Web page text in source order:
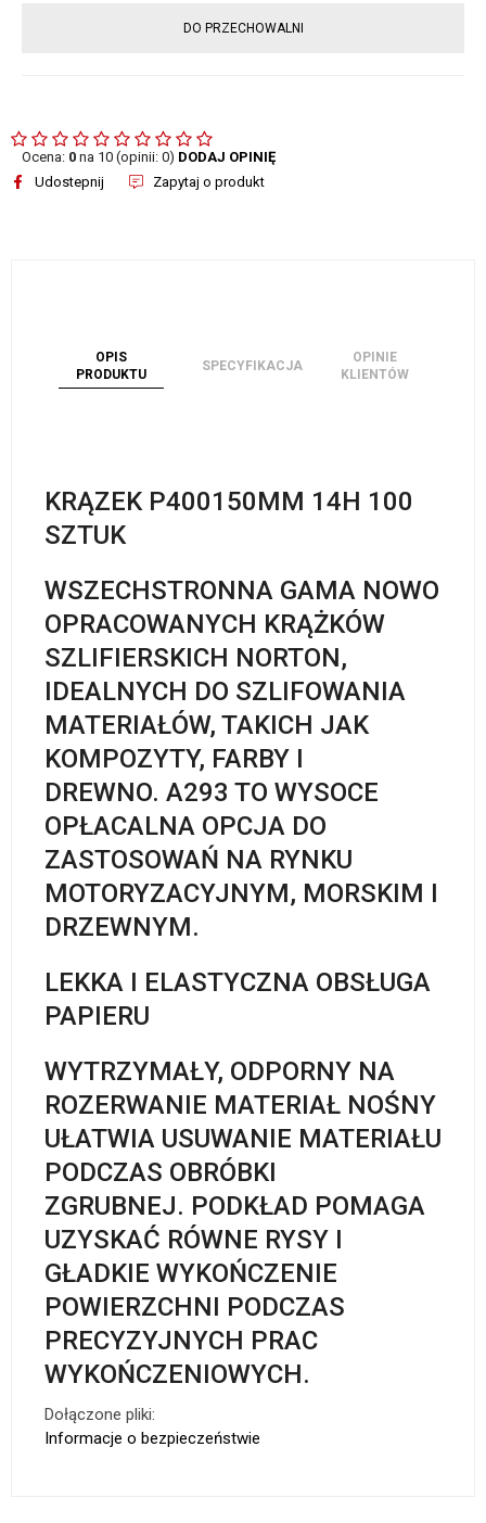
DO PRZECHOWALNI
Ocena: 0 na 10 (opinii: 0) DODAJ OPINIĘ
Udostepnij
Zapytaj o produkt
OPIS
PRODUKTU
SPECYFIKACJA
OPINIE
KLIENTÓW
KRĄZEK P400150MM 14H 100
SZTUK
WSZECHSTRONNA GAMA NOWO
OPRACOWANYCH KRĄŻKÓW
SZLIFIERSKICH NORTON,
IDEALNYCH DO SZLIFOWANIA
MATERIAŁÓW, TAKICH JAK
KOMPOZYTY, FARBY I
DREWNO. A293 TO WYSOCE
OPŁACALNA OPCJA DO
ZASTOSOWAŃ NA RYNKU
MOTORYZACYJNYM, MORSKIM I
DRZEWNYM.
LEKKA I ELASTYCZNA OBSŁUGA
PAPIERU
WYTRZYMAŁY, ODPORNY NA
ROZERWANIE MATERIAŁ NOŚNY
UŁATWIA USUWANIE MATERIAŁU
PODCZAS OBRÓBKI
ZGRUBNEJ. PODKŁAD POMAGA
UZYSKAĆ RÓWNE RYSY I
GŁADKIE WYKOŃCZENIE
POWIERZCHNI PODCZAS
PRECYZYJNYCH PRAC
WYKOŃCZENIOWYCH.
Dołączone pliki:
Informacje o bezpieczeństwie